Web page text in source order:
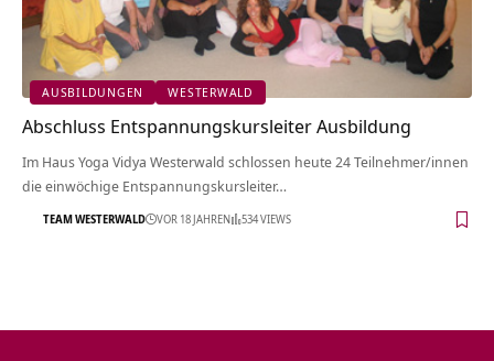
AUSBILDUNGEN WESTERWALD
Abschluss Entspannungskursleiter Ausbildung
Im Haus Yoga Vidya Westerwald schlossen heute 24 Teilnehmer/innen
die einwöchige Entspannungskursleiter…
TEAM WESTERWALD VOR 18 JAHREN 534 VIEWS